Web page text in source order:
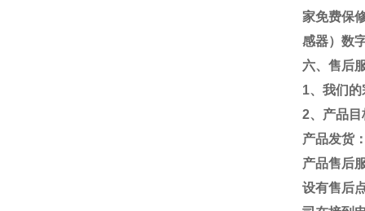
家免费保
感器）数
六、售后
1、我们
2、产品
产品发货
产品售后
设有售后